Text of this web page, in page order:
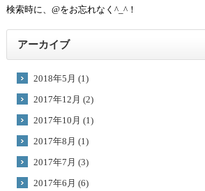
検索時に、@をお忘れなく^_^！
アーカイブ
2018年5月 (1)
2017年12月 (2)
2017年10月 (1)
2017年8月 (1)
2017年7月 (3)
2017年6月 (6)